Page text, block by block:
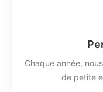
Chaque année,
de petite